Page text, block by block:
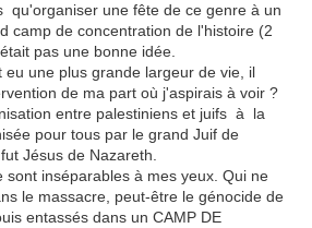
qu'organiser une fête de ce genre à un
camp de concentration de l'histoire (2
pas une bonne idée.
eu une plus grande largeur de vie, il
de ma part où j'aspirais à voir ?
entre palestiniens et juifs à la
pour tous par le grand Juif de
Jésus de Nazareth.
sont inséparables à mes yeux. Qui ne
le massacre, peut-être le génocide de
entassés dans un CAMP DE